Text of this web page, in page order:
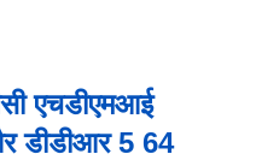
एचडीएमआई
डीडीआर 5 64